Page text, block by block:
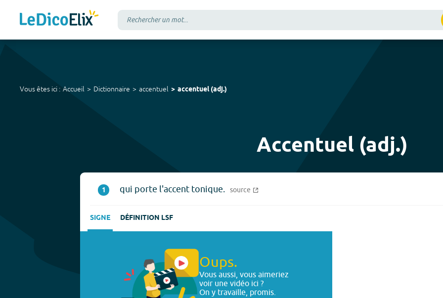
Vous êtes ici : Accueil Dictionnaire accentuel accentuel(adj.)
Accentuel (adj.)
1 qui porte l'accent tonique. source
SIGNE DÉFINITION LSF
Oups.
Vous aussi, vous aimeriez
voir une vidéo ici ?
On y travaille, promis.